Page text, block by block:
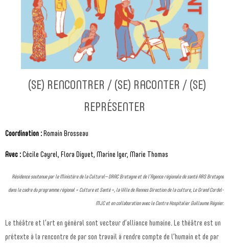
(SE) RENCONTRER / (SE) RACONTER / (SE)
REPRÉSENTER
Coordination : Romain Brosseau
Avec : Cécile Cayrel, Flora Diguet, Marine Iger, Marie Thomas
Résidence soutenue par le Ministère de la Culturel– DRAC Bretagne et de l’Agence régionale de santé ARS Bretagne
dans le cadre du programme régional « Culture et Santé », la Ville de Rennes Direction de la culture, Le Grand Cordel-
MJC et en collaboration avec le Centre Hospitalier Guillaume Régnier.
Le théâtre et l’art en général sont vecteur d’alliance humaine. Le théâtre est un
prétexte à la rencontre de par son travail à rendre compte de l’humain et de par